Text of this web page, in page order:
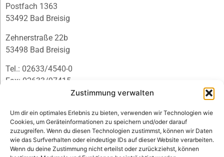
Zustimmung verwalten
Um dir ein optimales Erlebnis zu bieten, verwenden wir Technologien wie
Cookies, um Geräteinformationen zu speichern und/oder darauf
zuzugreifen. Wenn du diesen Technologien zustimmst, können wir Daten
wie das Surfverhalten oder eindeutige IDs auf dieser Website verarbeiten.
Wenn du deine Zustimmung nicht erteilst oder zurückziehst, können
Postfach 1363
53492 Bad Breisig
Zehnerstraße 22b
53498 Bad Breisig
Tel.: 02633/4540-0
Fax: 02633/97415
infobb@blmedien.de